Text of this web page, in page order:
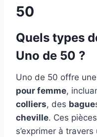
50
Quels types
Uno de 50 ?
Uno de 50 offre
pour femme,
colliers, des bague
cheville. Ces
s’exprimer à